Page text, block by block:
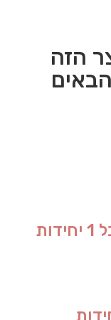
הזה